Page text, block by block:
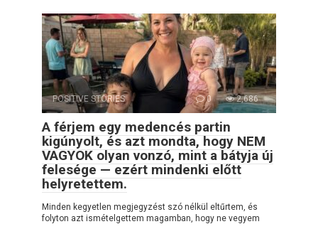
POSITIVE STORIES 0 2,686
A férjem egy medencés partin
kigúnyolt, és azt mondta, hogy NEM
VAGYOK olyan vonzó, mint a bátyja új
felesége — ezért mindenki előtt
helyretettem.
Minden kegyetlen megjegyzést szó nélkül eltűrtem, és
folyton azt ismételgettem magamban, hogy ne vegyem